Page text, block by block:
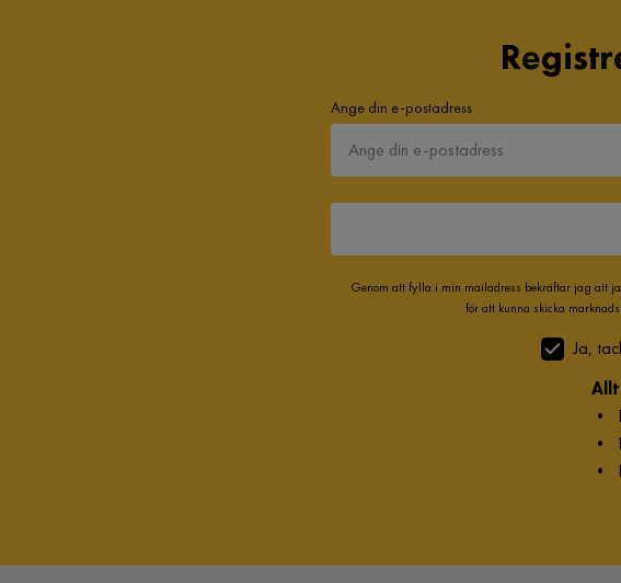
Ange din e-postadress
Genom att fylla i min mailadress bekräftar jag att
för att kunna skicka
Ja,
•
•
•